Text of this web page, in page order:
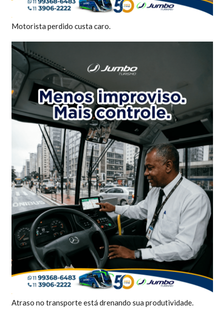
Motorista perdido custa caro.
Atraso no transporte está drenando sua produtividade.